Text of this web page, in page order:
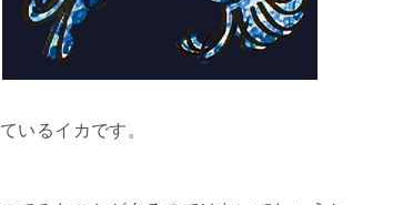
いるイカです。